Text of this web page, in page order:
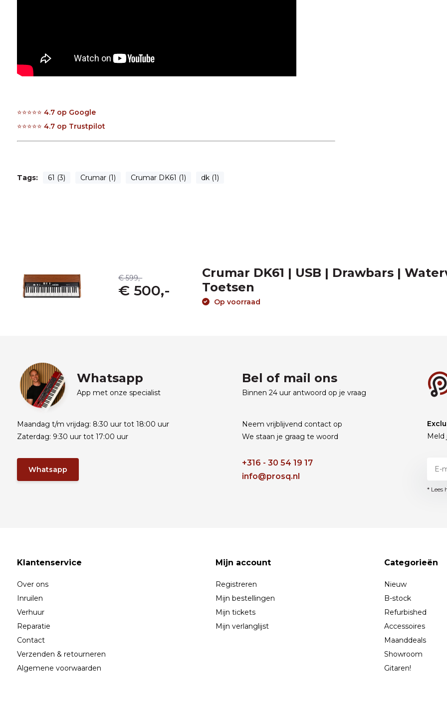
⭐️⭐️⭐️⭐️⭐️ 4.7 op Google
⭐️⭐️⭐️⭐️⭐️ 4.7 op Trustpilot
Tags: 61 (3) Crumar (1) Crumar DK61 (1) dk (1)
€ 599,-
€ 500,-
Crumar DK61 | USB | Drawbars |
Toetsen
Op voorraad
Whatsapp
App met onze specialist
Maandag t/m vrijdag: 8:30 uur tot 18:00 uur
Zaterdag: 9:30 uur tot 17:00 uur
Whatsapp
Bel of mail ons
Binnen 24 uur antwoord op je vraag
Neem vrijblijvend contact op
We staan je graag te woord
+316 - 30 54 19 17
info@prosq.nl
Meld
* Lees
Klantenservice
Over ons
Inruilen
Verhuur
Reparatie
Contact
Verzenden & retourneren
Algemene voorwaarden
Mijn account
Registreren
Mijn bestellingen
Mijn tickets
Mijn verlanglijst
Categorieën
Nieuw
B-stock
Refurbished
Accessoires
Maanddeals
Showroom
Gitaren!